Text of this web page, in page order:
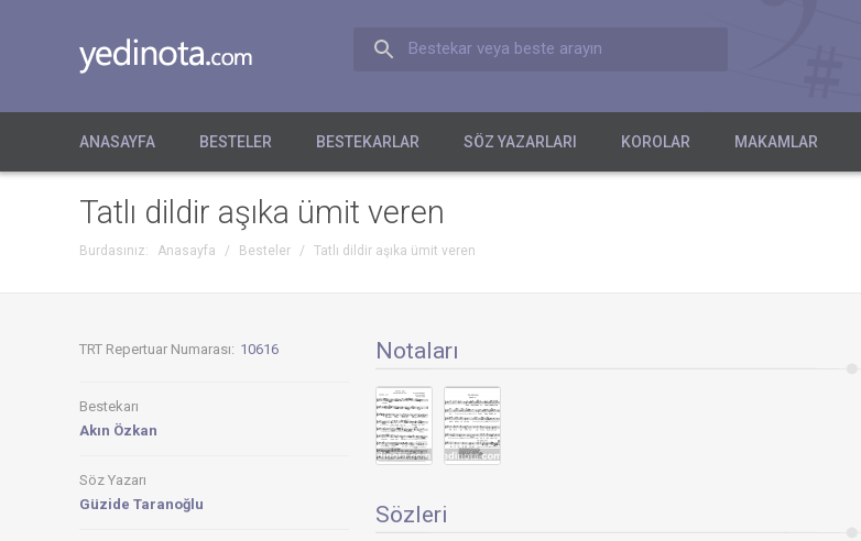
Bestekar veya beste arayın
ANASAYFA BESTELER BESTEKARLAR SÖZ YAZARLARI KOROLAR MAKAMLAR
Tatlı dildir aşıka ümit veren
Burdasınız: Anasayfa / Besteler / Tatlı dildir aşıka ümit veren
TRT Repertuar Numarası: 10616
Bestekarı
Akın Özkan
Söz Yazarı
Güzide Taranoğlu
Notaları
Sözleri